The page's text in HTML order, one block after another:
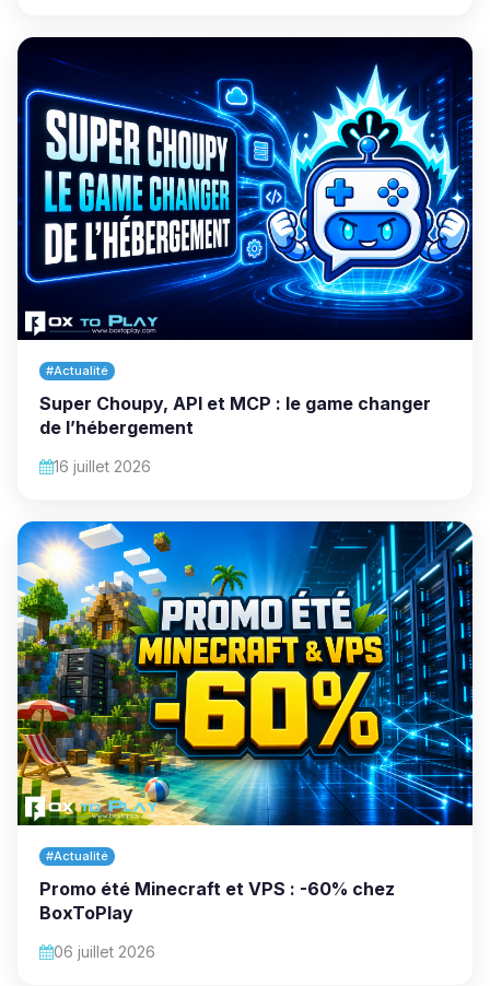
#Actualité
Super Choupy, API et MCP : le game changer
de l’hébergement
16 juillet 2026
#Actualité
Promo été Minecraft et VPS : -60% chez
BoxToPlay
06 juillet 2026